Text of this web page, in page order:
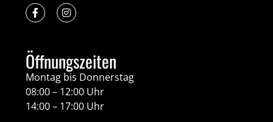
Öffnungszeiten
Montag bis Donnerstag
08:00 – 12:00 Uhr
14:00 – 17:00 Uhr